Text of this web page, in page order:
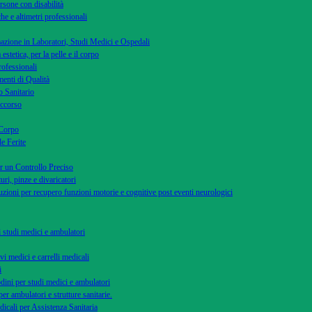
con disabilità
e altimetri professionali
in Laboratori, Studi Medici e Ospedali
per la pelle e il corpo
di Qualità
Sanitario
Ferite
un Controllo Preciso
pinze e divaricatori
per recupero funzioni motorie e cognitive post eventi neurologici
medici e ambulatori
medici e carrelli medicali
per studi medici e ambulatori
ambulatori e strutture sanitarie.
per Assistenza Sanitaria